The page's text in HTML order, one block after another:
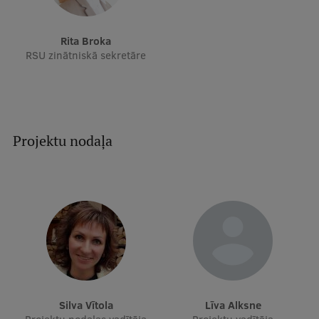
Pētniecības datu pārvaldība
RSU zinātnes portāls
Zinātnes ietekme
Pētniecības pakalpojumi
Zinātnieku brokastis
Vertikāli integrētie projekti
Zinātniskās konferences
Inovāciju centrs
Rita Broka
RSU zinātniskā sekretāre
Projektu nodaļa
Silva Vītola
Līva Alksne